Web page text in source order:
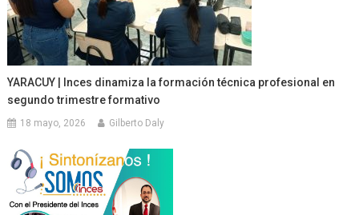
YARACUY | Inces dinamiza la formación técnica profesional en
segundo trimestre formativo
18 mayo, 2026 Gilberto Daly